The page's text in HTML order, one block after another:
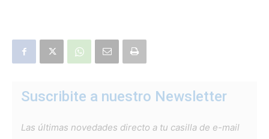
Suscribite a nuestro Newsletter
Las últimas novedades directo a tu casilla de e-mail